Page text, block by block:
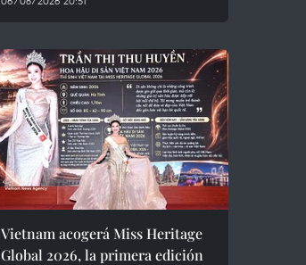
Vietnam acogerá Miss Heritage
Global 2026, la primera edición